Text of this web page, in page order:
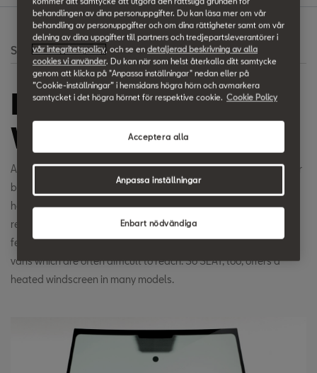
Search
Heated Front
Windscreen
Annoying and time-wasting scraping of the windscreen in winter
becomes unnecessary by using a heatable windscreen. Fine
heating wires are embedded in the windscreen which do not
restrict the driver's view in any way. This comfort and safety
feature is especially important in the large, high windscreens of
vans which are often difficult to reach. So SEAT, too, offers a
heated windscreen in many models.
behandlingen av dina personuppgifter. Du kan läsa mer om vår
behandling av personuppgifter och om dina rättigheter samt om vår
delning av dina uppgifter till partners och tredjepartsleverantörer i
vår integritetspolicy, och se en detaljerad beskrivning av alla
cookies vi använder. Du kan när som helst återkalla ditt samtycke
genom att klicka på "Anpassa inställningar" nedan eller på
”Cookie-inställningar” i hemsidans högra hörn och avmarkera
samtycket i det högra hörnet för respektive cookie. Cookie Policy
Enbart nödvändiga
Acceptera alla
Anpassa inställningar